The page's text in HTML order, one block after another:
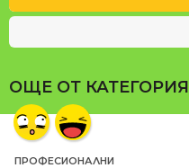
ОЩЕ ОТ КАТЕГОРИЯ
ПРОФЕСИОНАЛНИ